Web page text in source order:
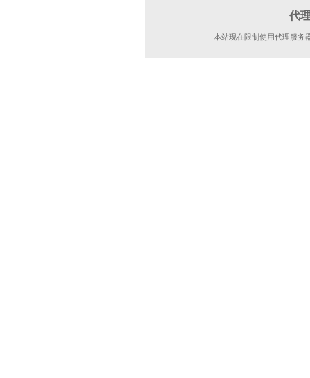
代
本站现在限制使用代理服务